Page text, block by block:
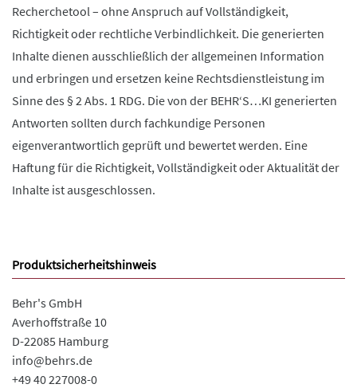
Recherchetool – ohne Anspruch auf Vollständigkeit,
Richtigkeit oder rechtliche Verbindlichkeit. Die generierten
Inhalte dienen ausschließlich der allgemeinen Information
und erbringen und ersetzen keine Rechtsdienstleistung im
Sinne des § 2 Abs. 1 RDG. Die von der BEHR‘S…KI generierten
Antworten sollten durch fachkundige Personen
eigenverantwortlich geprüft und bewertet werden. Eine
Haftung für die Richtigkeit, Vollständigkeit oder Aktualität der
Inhalte ist ausgeschlossen.
Produktsicherheitshinweis
Behr's GmbH
Averhoffstraße 10
D-22085 Hamburg
info@behrs.de
+49 40 227008-0